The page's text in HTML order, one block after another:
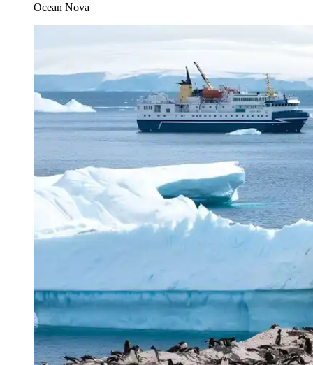
Ocean Nova